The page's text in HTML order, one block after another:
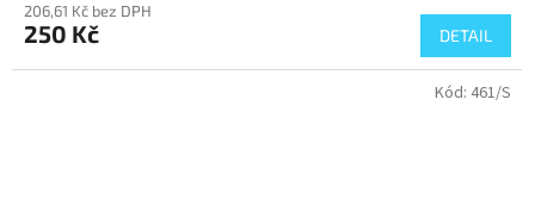
206,61 Kč bez DPH
250 Kč DETAIL
Kód: 461/S